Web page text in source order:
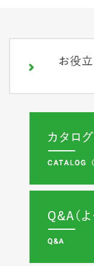
開始のご案内
2025年08月08日
斜視・弱視訓練用
継品及び欠品対応
2025年07月08日
カラーマスクブラ